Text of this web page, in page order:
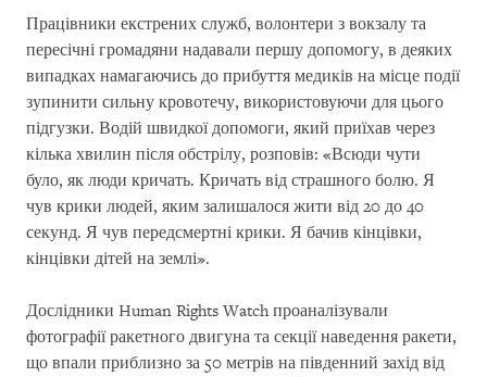
Працівники екстрених служб, волонтери з вокзалу та
пересічні громадяни надавали першу допомогу, в деяких
випадках намагаючись до прибуття медиків на місце події
зупинити сильну кровотечу, використовуючи для цього
підгузки. Водій швидкої допомоги, який приїхав через
кілька хвилин після обстрілу, розповів: «Всюди чути
було, як люди кричать. Кричать від страшного болю. Я
чув крики людей, яким залишалося жити від 20 до 40
секунд. Я чув передсмертні крики. Я бачив кінцівки,
кінцівки дітей на землі».
Дослідники Human Rights Watch проаналізували
фотографії ракетного двигуна та секції наведення ракети,
що впали приблизно за 50 метрів на південний захід від